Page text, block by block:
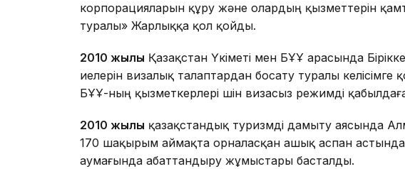
корпорацияларын құру және олардың қызметтерін
туралы» Жарлыққа қол қойды.
2010 жылы Қазақстан Үкіметі мен БҰҰ арасында
иелерін визалық талаптардан босату туралы
БҰҰ-ның қызметкерлері үшін визасыз режимді
2010 жылы қазақстандық туризмді дамыту аясында
170 шақырым аймақта орналасқан ашық аспан
аумағында абаттандыру жұмыстары басталды.